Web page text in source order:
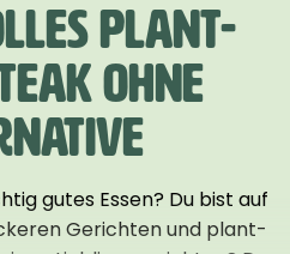
PLANT-
OHNE
gutes Essen? Du bist auf
Gerichten und plant-